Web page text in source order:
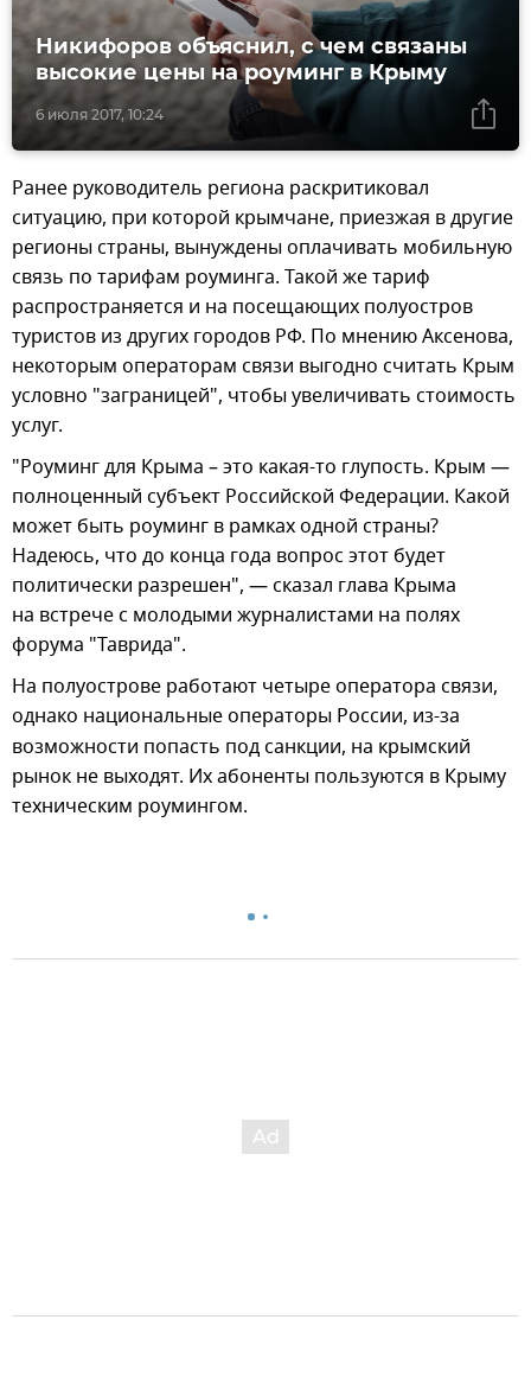
6 июля 2017, 10:24
Никифоров объяснил, с чем связаны
высокие цены на роуминг в Крыму
Ранее руководитель региона раскритиковал
ситуацию, при которой крымчане, приезжая в другие
регионы страны, вынуждены оплачивать мобильную
связь по тарифам роуминга. Такой же тариф
распространяется и на посещающих полуостров
туристов из других городов РФ. По мнению Аксенова,
некоторым операторам связи выгодно считать Крым
условно "заграницей", чтобы увеличивать стоимость
услуг.
"Роуминг для Крыма – это какая-то глупость. Крым —
полноценный субъект Российской Федерации. Какой
может быть роуминг в рамках одной страны?
Надеюсь, что до конца года вопрос этот будет
политически разрешен", — сказал глава Крыма
на встрече с молодыми журналистами на полях
форума "Таврида".
На полуострове работают четыре оператора связи,
однако национальные операторы России, из-за
возможности попасть под санкции, на крымский
рынок не выходят. Их абоненты пользуются в Крыму
техническим роумингом.